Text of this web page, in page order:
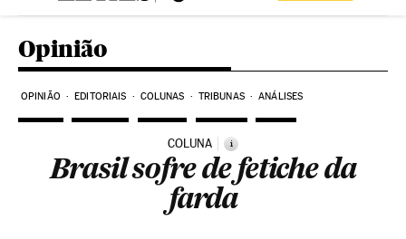
Opinião
OPINIÃO EDITORIAIS COLUNAS TRIBUNAS ANÁLISES
COLUNA i
Brasil sofre de fetiche da
farda